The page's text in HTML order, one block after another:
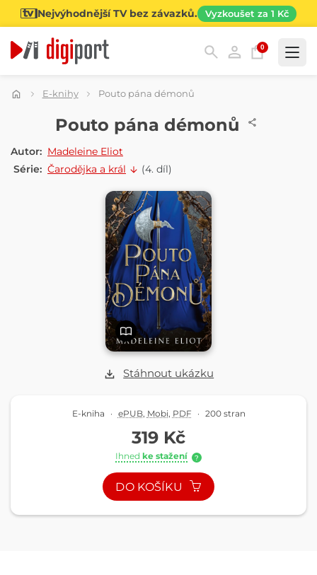
Nejvýhodnější TV bez závazků. Vyzkoušet za 1 Kč
0
Kategorie
E-knihy Pouto pána démonů
Stáhnout ukázku
Pouto pána démonů
Autor: Madeleine Eliot
Série: Čarodějka a král (4. díl)
E-kniha · ePUB, Mobi PDF · 200 stran
319 Kč
Ihned ke stažení ?
DO KOŠÍKU